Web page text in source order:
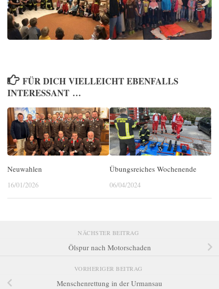
FÜR DICH VIELLEICHT EBENFALLS
INTERESSANT …
Neuwahlen
16/01/2026
Übungsreiches Wochenende
06/04/2024
NÄCHSTER BEITRAG
Ölspur nach Motorschaden
VORHERIGER BEITRAG
Menschenrettung in der Urmansau